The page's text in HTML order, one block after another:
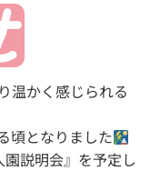
温かく感じられる
頃となりました
説明会』を予定し